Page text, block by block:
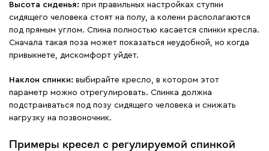
Высота сиденья: при правильных настройках ступни
сидящего человека стоят на полу, а колени располагаются
под прямым углом. Спина полностью касается спинки кресла.
Сначала такая поза может показаться неудобной, но когда
привыкнете, дискомфорт уйдет.
Наклон спинки: выбирайте кресло, в котором этот
параметр можно отрегулировать. Спинка должна
подстраиваться под позу сидящего человека и снижать
нагрузку на позвоночник.
Примеры кресел с регулируемой спинкой